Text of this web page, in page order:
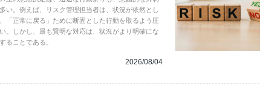
い。例えば、リスク管理担当者は、状況が依然とし
「正常に戻る」ために断固とした行動を取るよう圧
。しかし、最も賢明な対応は、状況がより明確にな
ることである。
2026/08/04